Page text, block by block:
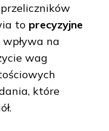
to precyzyjne
wpływa na
wag
które